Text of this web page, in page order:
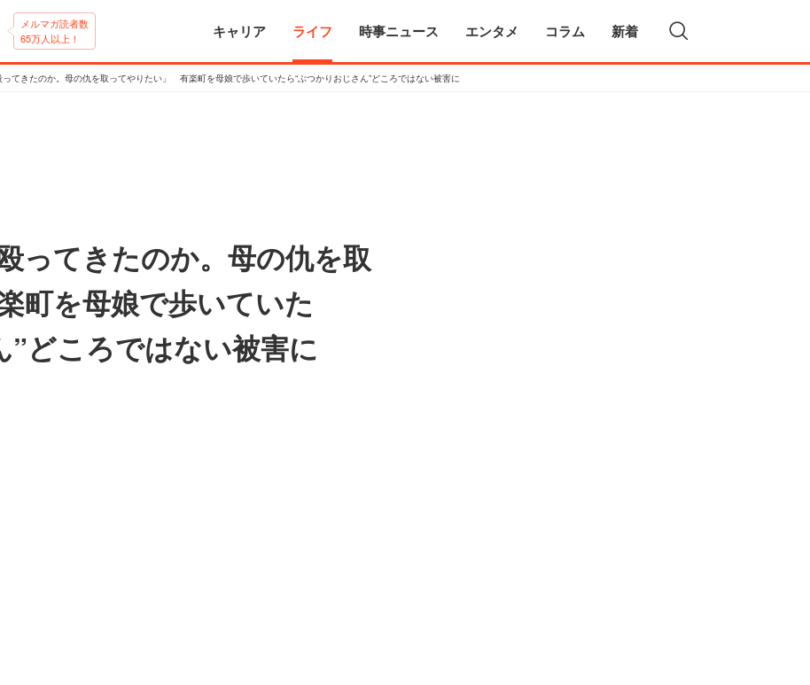
メルマガ読者数
65万人以上！
キャリア ライフ 時事ニュース エンタメ コラム 新着
ってきたのか。母の仇を取ってやりたい」 有楽町を母娘で歩いていたら“ぶつかりおじさん”どころではない被害に
ってきたのか。母の仇を取
を母娘で歩いていた
どころではない被害に